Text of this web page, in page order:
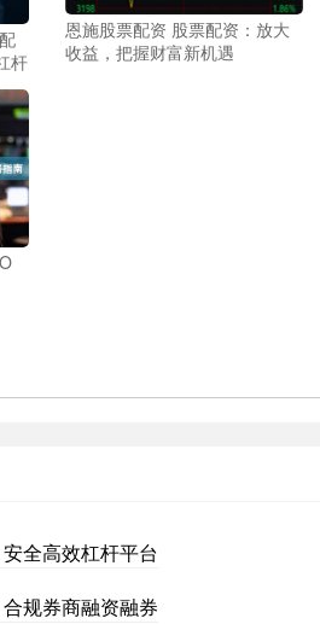
杆
恩施股票配资 股票配资：放大
收益，把握财富新机遇
全高效杠杆平台
规券商融资融券